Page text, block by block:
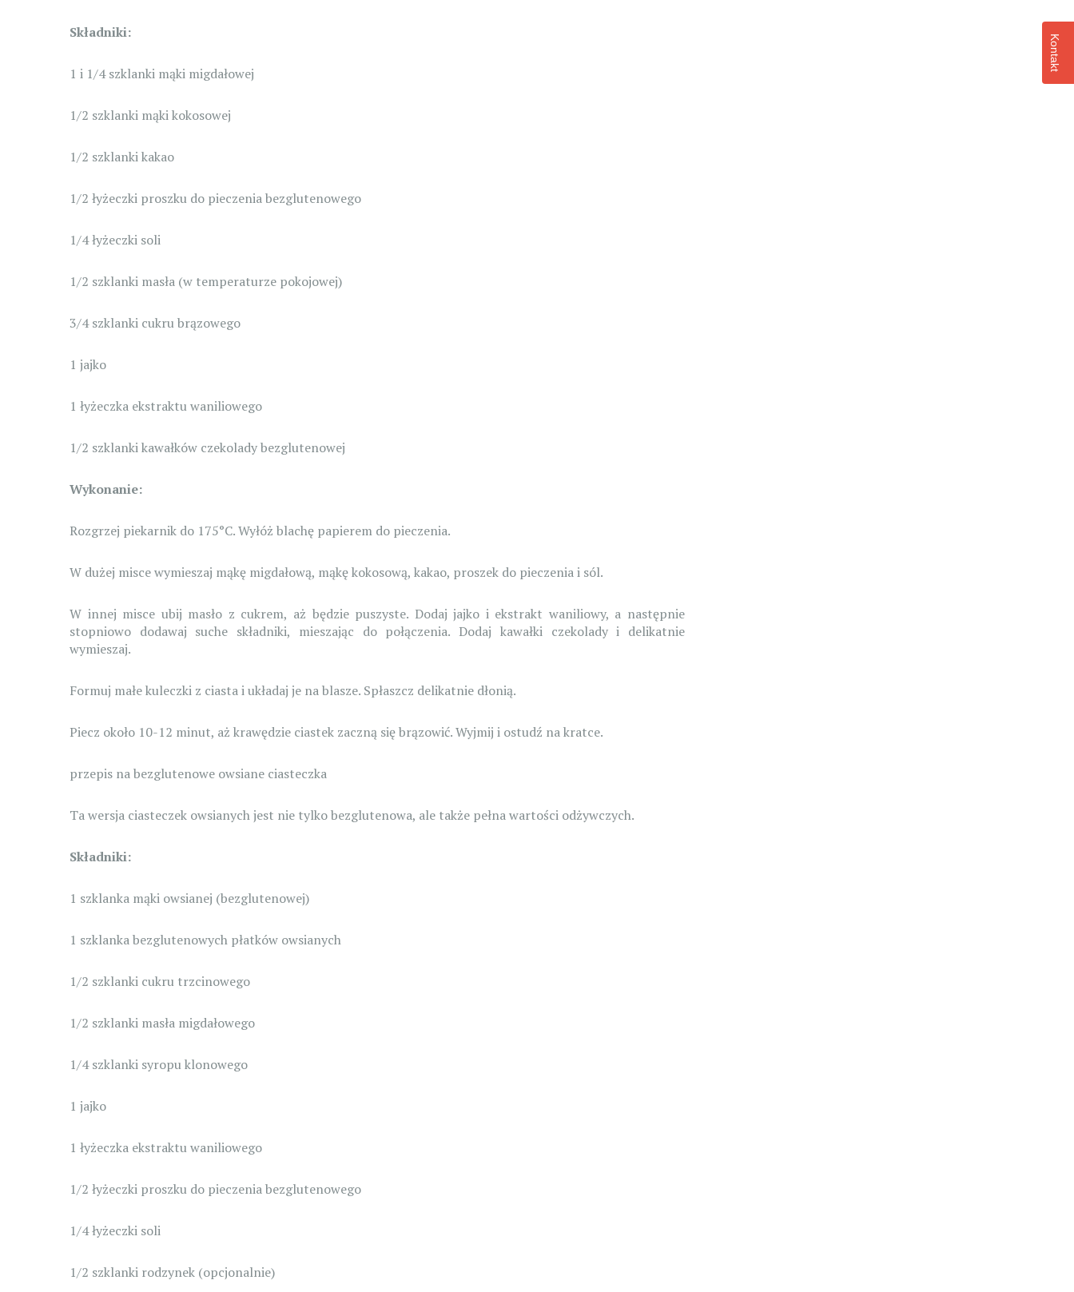
Składniki:
1 i 1/4 szklanki mąki migdałowej
1/2 szklanki mąki kokosowej
1/2 szklanki kakao
1/2 łyżeczki proszku do pieczenia bezglutenowego
1/4 łyżeczki soli
1/2 szklanki masła (w temperaturze pokojowej)
3/4 szklanki cukru brązowego
1 jajko
1 łyżeczka ekstraktu waniliowego
1/2 szklanki kawałków czekolady bezglutenowej
Wykonanie:
Rozgrzej piekarnik do 175°C. Wyłóż blachę papierem do pieczenia.
W dużej misce wymieszaj mąkę migdałową, mąkę kokosową, kakao, proszek do pieczenia i sól.
W innej misce ubij masło z cukrem, aż będzie puszyste. Dodaj jajko i ekstrakt waniliowy, a następnie
stopniowo dodawaj suche składniki, mieszając do połączenia. Dodaj kawałki czekolady i delikatnie
wymieszaj.
Formuj małe kuleczki z ciasta i układaj je na blasze. Spłaszcz delikatnie dłonią.
Piecz około 10-12 minut, aż krawędzie ciastek zaczną się brązowić. Wyjmij i ostudź na kratce.
przepis na bezglutenowe owsiane ciasteczka
Ta wersja ciasteczek owsianych jest nie tylko bezglutenowa, ale także pełna wartości odżywczych.
Składniki:
1 szklanka mąki owsianej (bezglutenowej)
1 szklanka bezglutenowych płatków owsianych
1/2 szklanki cukru trzcinowego
1/2 szklanki masła migdałowego
1/4 szklanki syropu klonowego
1 jajko
1 łyżeczka ekstraktu waniliowego
1/2 łyżeczki proszku do pieczenia bezglutenowego
1/4 łyżeczki soli
1/2 szklanki rodzynek (opcjonalnie)
Kontakt